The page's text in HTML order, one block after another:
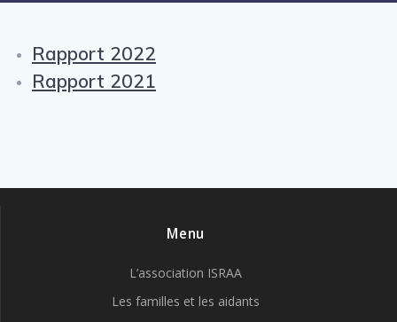
Rapport 2022
Rapport 2021
Menu
L’association ISRAA
Les familles et les aidants